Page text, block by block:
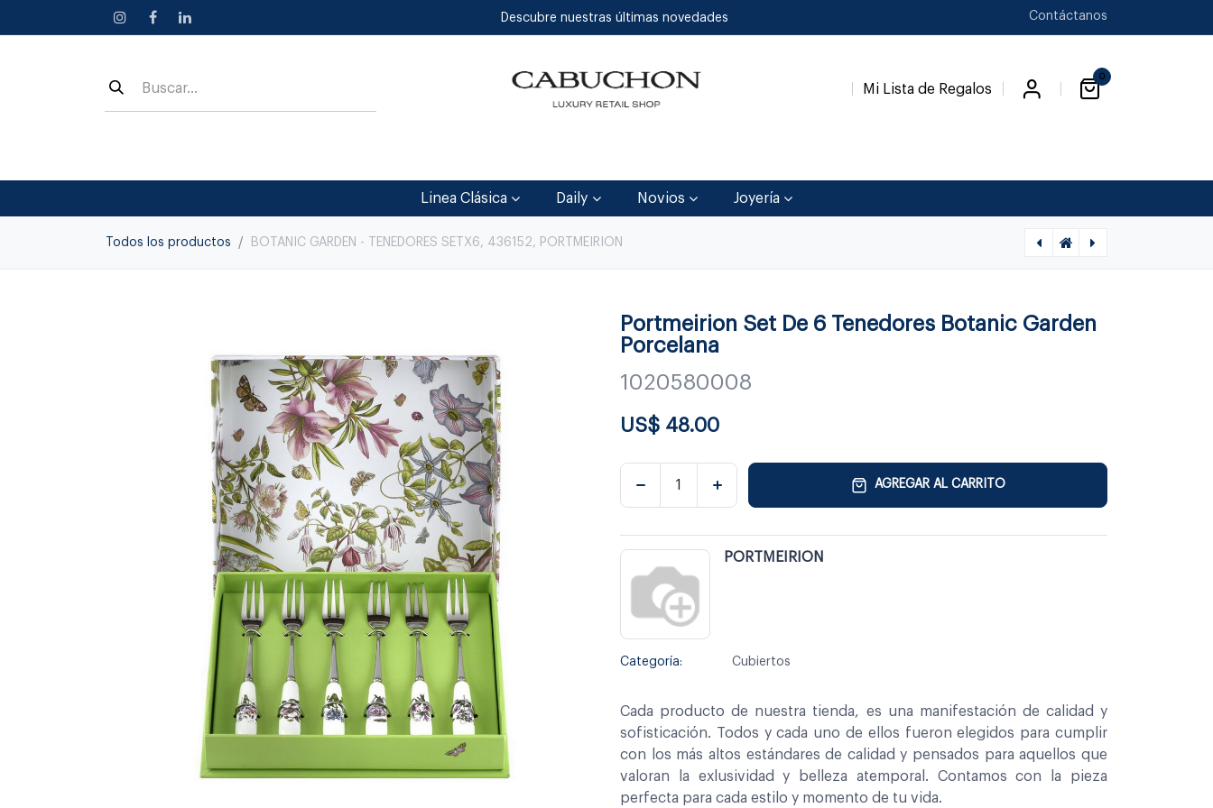
Descubre nuestras últimas novedades Contáctanos
Mi Lista de Regalos
0
Linea Clásica Daily Novios Joyería
Todos los productos BOTANIC GARDEN - TENEDORES SETX6, 436152, PORTMEIRION
Portmeirion Set De 6 Tenedores Botanic Garden
Porcelana
1020580008
US$ 48.00
AGREGAR AL CARRITO
PORTMEIRION
Categoría: Cubiertos
Cada producto de nuestra tienda, es una manifestación de calidad y
sofisticación. Todos y cada uno de ellos fueron elegidos para cumplir
con los más altos estándares de calidad y pensados para aquellos que
valoran la exlusividad y belleza atemporal. Contamos con la pieza
perfecta para cada estilo y momento de tu vida.